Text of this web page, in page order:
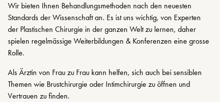
Wir bieten Ihnen Behandlungsmethoden nach den neuesten
Standards der Wissenschaft an. Es ist uns wichtig, von Experten
der Plastischen Chirurgie in der ganzen Welt zu lernen, daher
spielen regelmässige Weiterbildungen & Konferenzen eine grosse
Rolle.
Als Ärztin von Frau zu Frau kann helfen, sich auch bei sensiblen
Themen wie Brustchirurgie oder Intimchirurgie zu öffnen und
Vertrauen zu finden.